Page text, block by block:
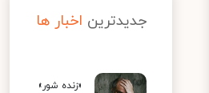
جدیدترین اخبار ها
«زنده شور»